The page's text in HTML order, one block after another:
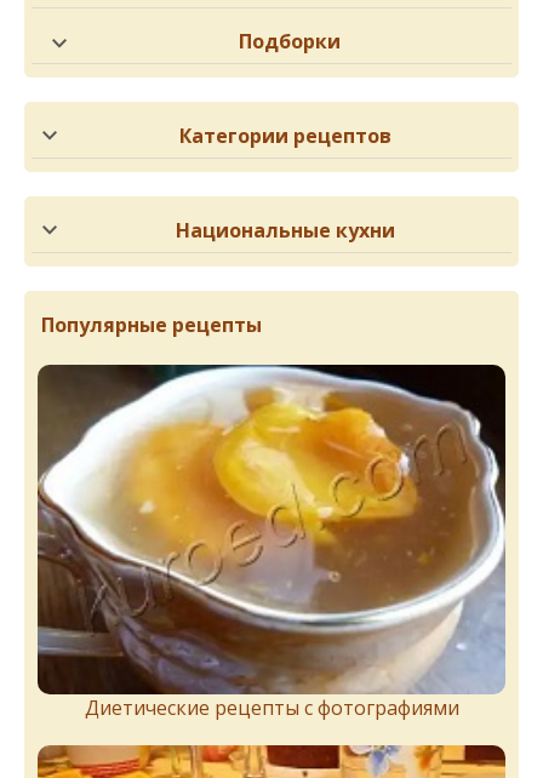
Подборки
Категории рецептов
Национальные кухни
Популярные рецепты
Диетические рецепты с фотографиями